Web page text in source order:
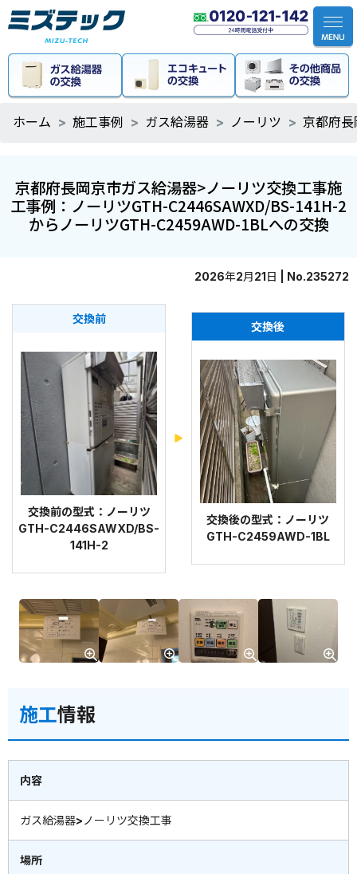
ホーム 施工事例 ガス給湯器 ノーリツ 京都府
京都府長岡京市ガス給湯器>ノーリツ交換工事施
工事例：ノーリツGTH-C2446SAWXD/BS-141H-2
からノーリツGTH-C2459AWD-1BLへの交換
2026年2月21日 | No.235272
交換前
交換前の型式：ノーリツ
GTH-C2446SAWXD/BS-
141H-2
交換後
交換後の型式：ノーリツ
GTH-C2459AWD-1BL
施工情報
内容
ガス給湯器>ノーリツ交換工事
場所